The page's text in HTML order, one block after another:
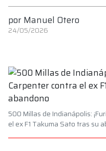
por Manuel Otero
24/05/2026
500 Millas de Indianápolis:
el ex F1 Takuma Sato tras su